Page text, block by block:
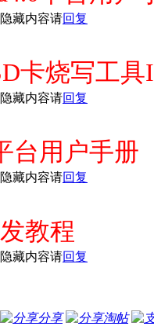
藏内容请回复
卡烧写工
藏内容请回复
台用户手册
藏内容请回复
教程
藏内容请回复
分享 淘帖